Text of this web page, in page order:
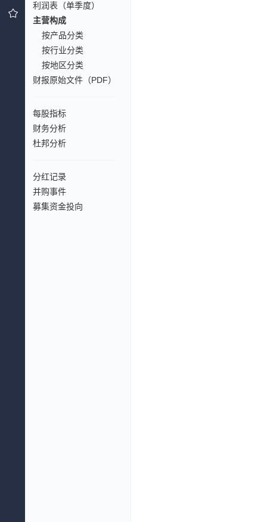
利润表（单季度）
主营构成
按产品分类
按行业分类
按地区分类
财报原始文件（PDF）
每股指标
财务分析
杜邦分析
分红记录
并购事件
募集资金投向